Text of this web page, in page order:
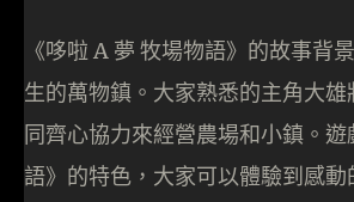
《哆啦 A 夢 牧場物語》的故事背
生的萬物鎮。大家熟悉的主角大
同齊心協力來經營農場和小鎮。
語》的特色，大家可以體驗到感